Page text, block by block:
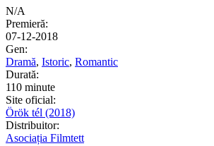
N/A
Premieră:
07-12-2018
Gen:
Dramă, Istoric, Romantic
Durată:
110 minute
Site oficial:
Örök tél (2018)
Distribuitor:
Asociația Filmtett